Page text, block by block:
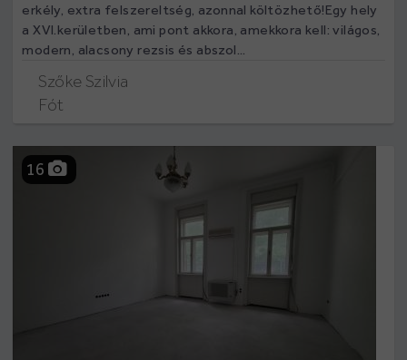
erkély, extra felszereltség, azonnal költözhető!Egy hely
a XVI.kerületben, ami pont akkora, amekkora kell: világos,
modern, alacsony rezsis és abszol...
Szőke Szilvia
Fót
16